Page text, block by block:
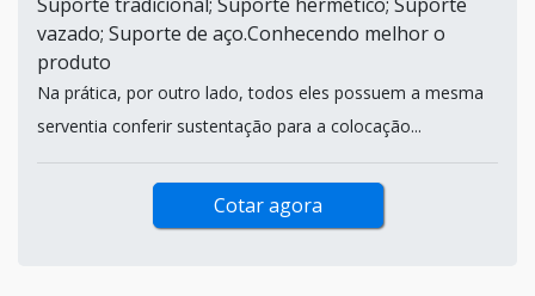
vazado; Suporte de aço.Conhecendo melhor o
produto
Na prática, por outro lado, todos eles possuem a mesma
serventia conferir sustentação para a colocação...
Cotar agora